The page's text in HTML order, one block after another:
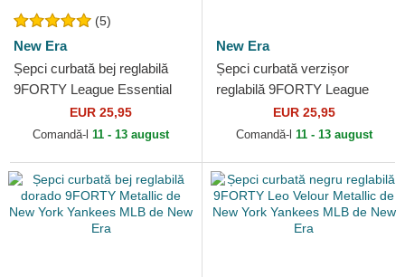
(5)
New Era
Șepci curbată bej reglabilă
9FORTY League Essential
de New York Yankees MLB
de New Era
EUR 25,95
Comandă-l 11 - 13 august
New Era
Șepci curbată verzișor
reglabilă 9FORTY League
Essential de New York
Yankees MLB de New Era
EUR 25,95
Comandă-l 11 - 13 august